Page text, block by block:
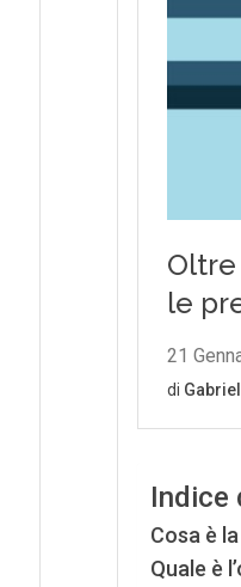
Indice
Cosa è
Quale è